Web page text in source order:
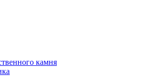
камня